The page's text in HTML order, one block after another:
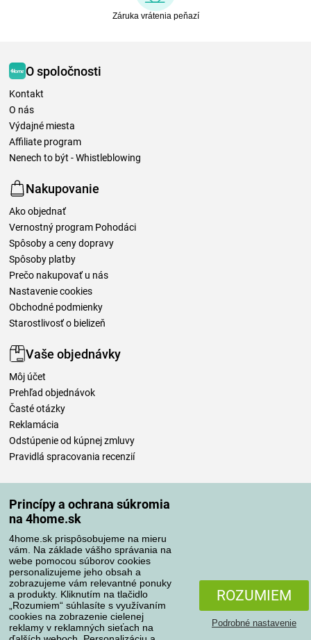
Princípy a ochrana súkromia
na 4home.sk
4home.sk prispôsobujeme na mieru
vám. Na základe vášho správania na
webe pomocou súborov cookies
personalizujeme jeho obsah a
zobrazujeme vám relevantné ponuky
a produkty. Kliknutím na tlačidlo
„Rozumiem“ súhlasíte s využívaním
cookies na zobrazenie cielenej
reklamy v reklamných sieťach na
ROZUMIEM
Podrobné nastavenie
Záruka vrátenia peňazí
O spoločnosti
Kontakt
O nás
Výdajné miesta
Affiliate program
Nenech to být - Whistleblowing
Nakupovanie
Ako objednať
Vernostný program Pohodáci
Spôsoby a ceny dopravy
Spôsoby platby
Prečo nakupovať u nás
Nastavenie cookies
Obchodné podmienky
Starostlivosť o bielizeň
Vaše objednávky
Môj účet
Prehľad objednávok
Časté otázky
Reklamácia
Odstúpenie od kúpnej zmluvy
Pravidlá spracovania recenzií
Spôsoby platby
Spoľahlivý obchod